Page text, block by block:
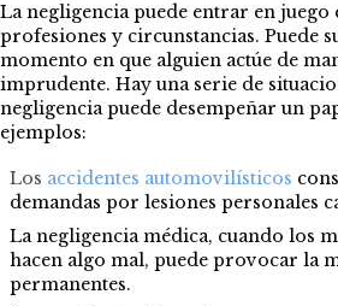
La negligencia puede entrar en juego
profesiones y circunstancias. Puede
momento en que alguien actúe de
imprudente. Hay una serie de
negligencia puede desempeñar un
ejemplos:
Los accidentes automovilísticos
demandas por lesiones personales
La negligencia médica, cuando los
hacen algo mal, puede provocar la
permanentes.